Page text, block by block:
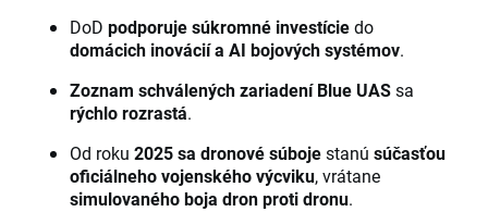
DoD podporuje súkromné investíciedo
domácich inovácií a AI bojových systémov.
Zoznam schválených zariadení Blue UASsa
rýchlo rozrastá.
Od roku 2025 sa dronové súbojestanú súčasťou
oficiálneho vojenského výcviku, vrátane
simulovaného boja dron proti dronu.